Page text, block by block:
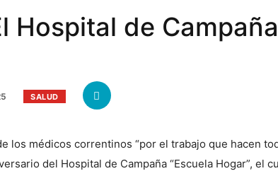
Hospital de
SALUD
los médicos correntinos “por el trabajo que hacen
del Hospital de Campaña “Escuela Hogar”, el